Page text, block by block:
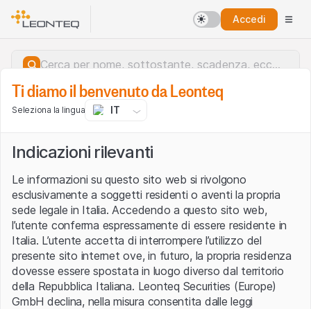
Accedi
Errore del server.
Ti diamo il benvenuto da Leonteq
Seleziona la lingua IT
Indicazioni rilevanti
Le informazioni su questo sito web si rivolgono
esclusivamente a soggetti residenti o aventi la propria
sede legale in Italia. Accedendo a questo sito web,
l’utente conferma espressamente di essere residente in
Italia. L’utente accetta di interrompere l’utilizzo del
presente sito internet ove, in futuro, la propria residenza
dovesse essere spostata in luogo diverso dal territorio
della Repubblica Italiana. Leonteq Securities (Europe)
GmbH declina, nella misura consentita dalle leggi